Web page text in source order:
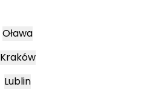
Oława
Kraków
Lublin